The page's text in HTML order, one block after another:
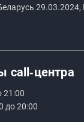
call‑центра
21:00
до 20:00